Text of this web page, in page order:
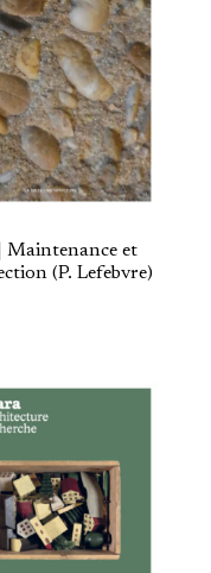
Maintenance et
(P. Lefebvre)